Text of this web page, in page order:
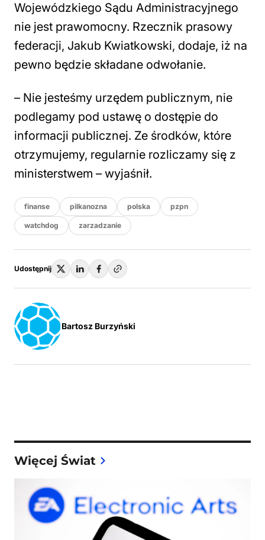
Wojewódzkiego Sądu Administracyjnego
nie jest prawomocny. Rzecznik prasowy
federacji, Jakub Kwiatkowski, dodaje, iż na
pewno będzie składane odwołanie.
– Nie jesteśmy urzędem publicznym, nie
podlegamy pod ustawę o dostępie do
informacji publicznej. Ze środków, które
otrzymujemy, regularnie rozliczamy się z
ministerstwem – wyjaśnił.
finanse pilkanozna polska pzpn
watchdog zarzadzanie
Udostępnij
Bartosz Burzyński
Więcej Świat